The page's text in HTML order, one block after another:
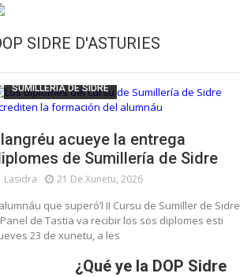
SIDRE D'ASTURIES
ESCUELA DE SUMILLERÍA DE LA SIDRE
SUMILLERÍA DE SIDRE
acueye la entrega
de Sumillería de Sidre
Lasidra 21 De Xunetu, 2026
que superó’l II Cursu de Sumiller de Sidre
de Tastia va recibir los sos diplomes esti
23 de xunetu, a les
¿Qué ye la DOP Sidre